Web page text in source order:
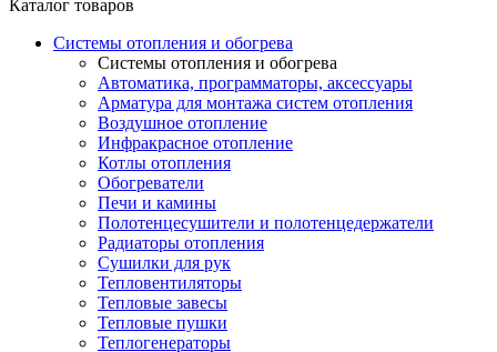
Каталог товаров
Системы отопления и обогрева
Системы отопления и обогрева
Автоматика, программаторы, аксессуары
Арматура для монтажа систем отопления
Воздушное отопление
Инфракрасное отопление
Котлы отопления
Обогреватели
Печи и камины
Полотенцесушители и полотенцедержатели
Радиаторы отопления
Сушилки для рук
Тепловентиляторы
Тепловые завесы
Тепловые пушки
Теплогенераторы